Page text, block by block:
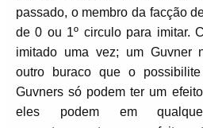
passado, o membro da facção
de 0 ou 1º circulo para imitar.
imitado uma vez; um Guvner
outro buraco que o
Guvners só podem ter um
eles podem em